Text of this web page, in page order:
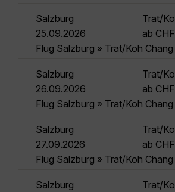
Salzburg
Trat/
25.09.2026
ab CHF
Flug Salzburg » Trat/Koh
Salzburg
Trat/
26.09.2026
ab CHF
Flug Salzburg » Trat/Koh
Salzburg
Trat/
27.09.2026
ab CHF
Flug Salzburg » Trat/Koh
Salzburg
Trat/